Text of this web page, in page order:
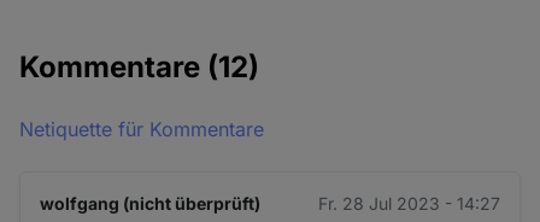
Kommentare (12)
Netiquette für Kommentare
wolfgang (nicht überprüft) Fr. 28 Jul 2023 - 14:27